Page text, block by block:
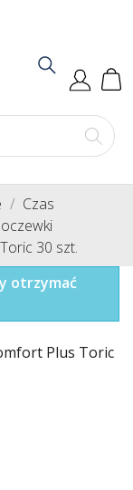
Czas
30 szt.
otrzymać
Plus Toric